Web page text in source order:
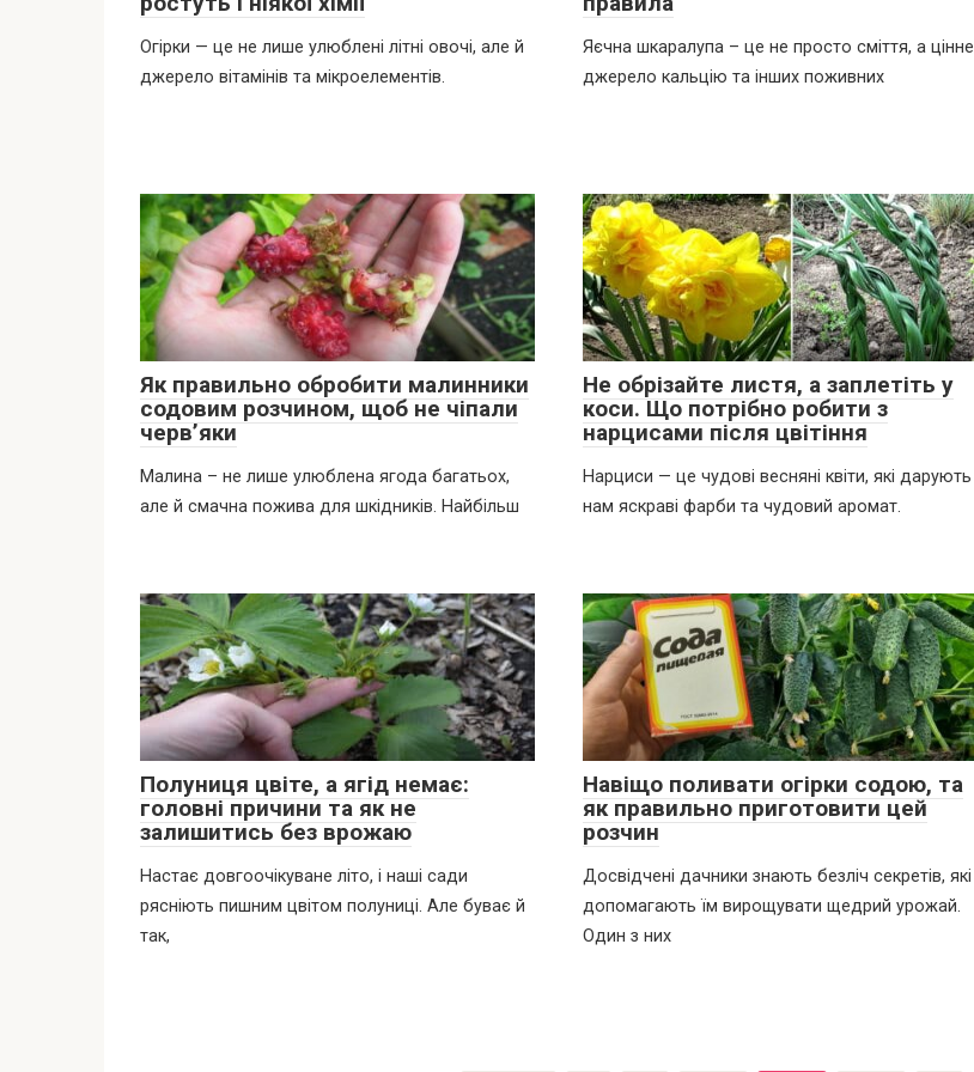
Огірки — це не лише улюблені літні овочі, але й
джерело вітамінів та мікроелементів.
Яєчна шкаралупа – це не просто сміття, а цінне
джерело кальцію та інших поживних
Як правильно обробити малинники
содовим розчином, щоб не чіпали
черв’яки
Малина – не лише улюблена ягода багатьох,
але й смачна пожива для шкідників. Найбільш
Не обрізайте листя, а заплетіть у
коси. Що потрібно робити з
нарцисами після цвітіння
Нарциси — це чудові весняні квіти, які дарують
нам яскраві фарби та чудовий аромат.
Полуниця цвіте, а ягід немає:
головні причини та як не
залишитись без врожаю
Настає довгоочікуване літо, і наші сади
рясніють пишним цвітом полуниці. Але буває й
так,
Навіщо поливати огірки содою, та
як правильно приготовити цей
розчин
Досвідчені дачники знають безліч секретів, які
допомагають їм вирощувати щедрий урожай.
Один з них